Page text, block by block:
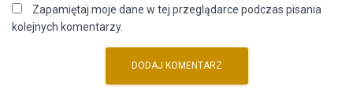
Zapamiętaj moje dane w tej przeglądarce podczas pisania
kolejnych komentarzy.